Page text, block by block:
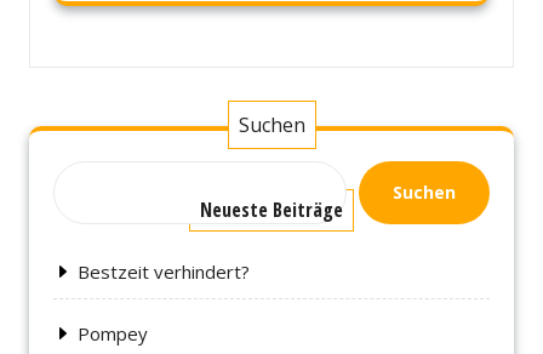
Suchen
Suchen
Neueste Beiträge
Bestzeit verhindert?
Pompey